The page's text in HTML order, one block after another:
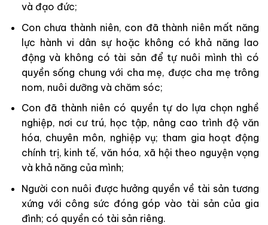
và đạo đức;
Con chưa thành niên, con đã thành niên mất năng
lực hành vi dân sự hoặc không có khả năng lao
động và không có tài sản để tự nuôi mình thì có
quyền sống chung với cha mẹ, được cha mẹ trông
nom, nuôi dưỡng và chăm sóc;
Con đã thành niên có quyền tự do lựa chọn nghề
nghiệp, nơi cư trú, học tập, nâng cao trình độ văn
hóa, chuyên môn, nghiệp vụ; tham gia hoạt động
chính trị, kinh tế, văn hóa, xã hội theo nguyện vọng
và khả năng của mình;
Người con nuôi được hưởng quyền về tài sản tương
xứng với công sức đóng góp vào tài sản của gia
đình; có quyền có tài sản riêng.